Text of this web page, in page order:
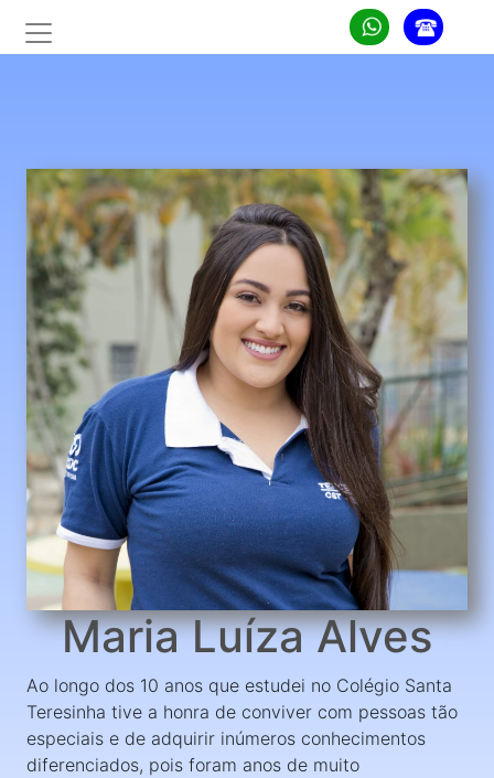
Maria Luíza Alves
Ao longo dos 10 anos que estudei no Colégio Santa
Teresinha tive a honra de conviver com pessoas tão
especiais e de adquirir inúmeros conhecimentos
diferenciados, pois foram anos de muito